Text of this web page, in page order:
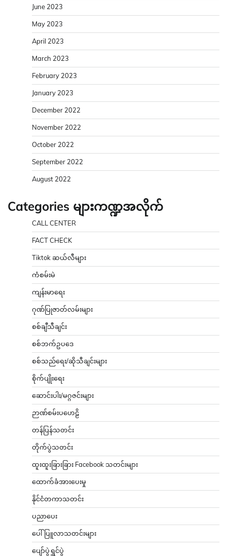
June 2023
May 2023
April 2023
March 2023
February 2023
January 2023
December 2022
November 2022
October 2022
September 2022
August 2022
Categories များကဏ္ဍအလိုက်
CALL CENTER
FACT CHECK
Tiktok ဆယ်လီများ
ကံစမ်းမဲ
ကျန်းမာရေး
ဂုဏ်ပြုဇာတ်လမ်းများ
စစ်ချီသီချင်း
စစ်ဘက်ဥပဒေ
စစ်သည်ရေး/ဆိုသီချင်းများ
စိုက်ပျိုးရေး
ဆောင်းပါး/မဂ္ဂဇင်းများ
ဉာဏ်စမ်းပဟေဠိ
တန်ပြန်သတင်း
တိုက်ပွဲသတင်း
ထူးထူးခြားခြား Facebook သတင်းများ
ထောက်ခံအားပေးမှု
နိုင်ငံတကာသတင်း
ပညာပေး
ပေါ်ပြူလာသတင်းများ
ပျော်ပွဲရွှင်ပွဲ